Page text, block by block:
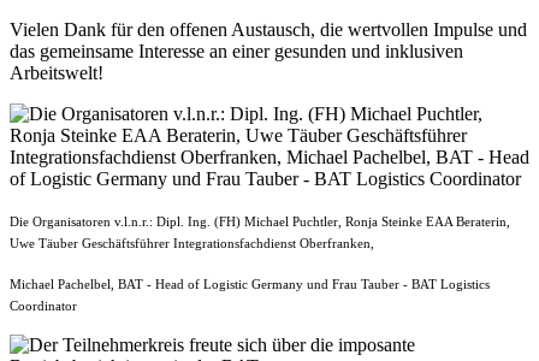
Vielen Dank für den offenen Austausch, die wertvollen Impulse und
das gemeinsame Interesse an einer gesunden und inklusiven
Arbeitswelt!
Die Organisatoren v.l.n.r.: Dipl. Ing. (FH) Michael Puchtler, Ronja Steinke EAA Beraterin,
Uwe Täuber Geschäftsführer Integrationsfachdienst Oberfranken,
Michael Pachelbel, BAT - Head of Logistic Germany und Frau Tauber - BAT Logistics
Coordinator